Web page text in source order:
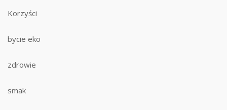
Korzyści
bycie eko
zdrowie
smak